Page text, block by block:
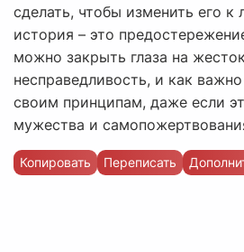
сделать, чтобы изменить его к
история – это
можно закрыть глаза на
несправедливость, и как
своим принципам, даже если
мужества и
Копировать Переписать